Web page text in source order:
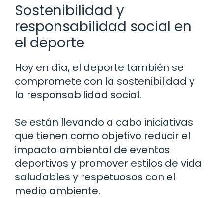
Sostenibilidad y
responsabilidad social en
el deporte
Hoy en día, el deporte también se
compromete con la sostenibilidad y
la responsabilidad social.
Se están llevando a cabo iniciativas
que tienen como objetivo reducir el
impacto ambiental de eventos
deportivos y promover estilos de vida
saludables y respetuosos con el
medio ambiente.